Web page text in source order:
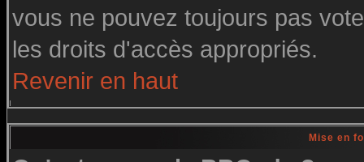
vous ne pouvez toujours pas
les droits d'accès appropriés.
Revenir en haut
Mise en